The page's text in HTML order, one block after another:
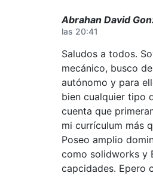
Abrahan David
las 20:41
Saludos a todos.
mecánico, busco
autónomo y para
bien cualquier tipo
cuenta que
mi currículum más
Poseo amplio
como solidworks y
capcidades. Epero